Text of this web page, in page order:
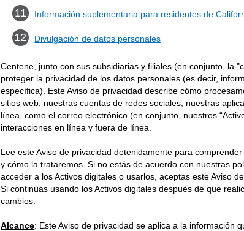
Información suplementaria para residentes de
Divulgación de datos personales
Centene, junto con sus subsidiarias y filiales (en conjunto, la
proteger la privacidad de los datos personales (es decir,
específica). Este Aviso de privacidad describe cómo
sitios web, nuestras cuentas de redes sociales, nuestras
línea, como el correo electrónico (en conjunto, nuestros
interacciones en línea y fuera de línea.
Lee este Aviso de privacidad detenidamente para
y cómo la trataremos. Si no estás de acuerdo con nuestras
acceder a los Activos digitales o usarlos, aceptas este Aviso
Si continúas usando los Activos digitales después de que
cambios.
Alcance: Este Aviso de privacidad se aplica a la información